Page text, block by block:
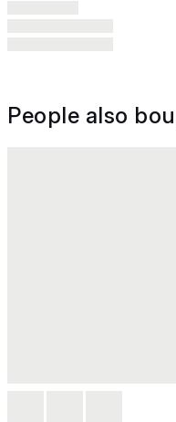
People also